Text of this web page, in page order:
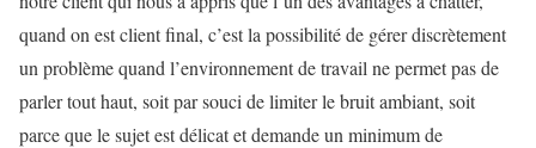
quand on est client final, c’est la possibilité de gérer discrètement
un problème quand l’environnement de travail ne permet pas de
parler tout haut, soit par souci de limiter le bruit ambiant, soit
parce que le sujet est délicat et demande un minimum de